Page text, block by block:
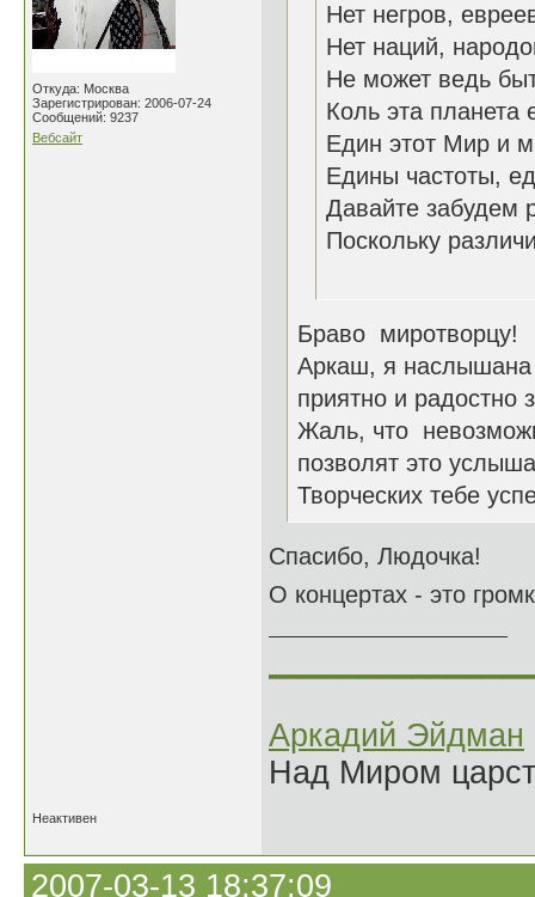
Откуда: Москва
Зарегистрирован: 2006-07-24
Сообщений: 9237
Вебсайт
Нет негров,
Нет наций,
Не может ведь
Коль эта планета
Един этот Мир и
Едины частоты,
Давайте забудем
Поскольку
Браво миротворцу!
Аркаш, я наслышана
приятно и радостно
Жаль, что
позволят это
Творческих тебе
Спасибо, Людочка!
О концертах - это
Аркадий Эйдман
Над Миром
Неактивен
2007-03-13 18:37:09